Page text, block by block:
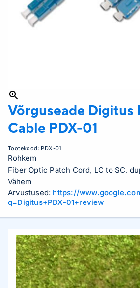
Võrguseade Digitus
Cable PDX-01
Tootekood: PDX-01
Rohkem
Fiber Optic Patch Cord, LC to SC,
Vähem
Arvustused: https://
q=Digitus+PDX-01+review